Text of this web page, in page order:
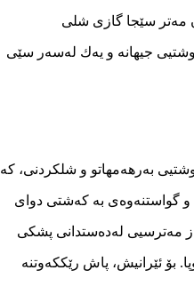
كێڵگەیە خاوەنی 51 تریلیۆن مەتر سێجا گازی سروشتی و 50 تریلیۆن مەتر سێجا گازی شلی
جیهانە و یەك لەسەر سێی
بەرهەمهاتو و شلكردنی، كە
گواستنەوەی بە كەشتی دوای
مەترسیی لەدەستدانی پشكی
بۆ ئێرانیش، پاش رێككەوتنە